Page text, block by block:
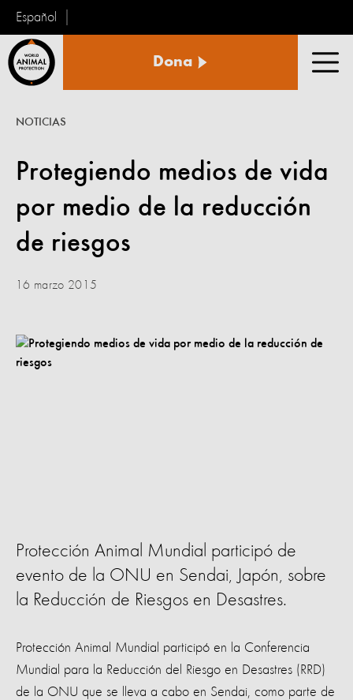
Español
Animal
Dona
Protegiendo medios de vida
por medio de la reducción
de riesgos
NOTICIAS
16 marzo 2015
Protección Animal Mundial participó de
evento de la ONU en Sendai, Japón, sobre
la Reducción de Riesgos en Desastres.
Protección Animal Mundial participó en la Conferencia
Mundial para la Reducción del Riesgo en Desastres (RRD)
de la ONU que se lleva a cabo en Sendai, como parte de